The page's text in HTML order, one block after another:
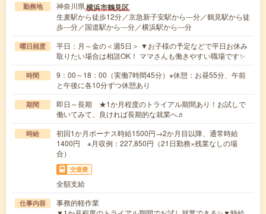
勤務地 神奈川県横浜市鶴見区
生麦駅から徒歩12分／京急新子安駅から---分／鶴見駅から徒
歩---分／国道駅から---分／横浜駅から---分
曜日頻度
平日：月～金の＜週5日＞ ▼お子様の予定などで平日お休み
取りたい場合は相談OK！ ママさんも働きやすい職場です✨
時間
9：00～18：00（実働7時間45分）※休憩：お昼55分、午前
と午後に各10分ずつ休憩あり
期間
即日～長期 ★1か月程度のトライアル期間あり！お試しで
働いてみて、良ければ長期的な就業へ♬
時給
初回1か月ボーナス時給1500円→2か月目以降、通常時給
1400円 ※月収例：227,850円（21日勤務×残業なしの場
合）
交通費
全額支給
仕事内容
事務的軽作業